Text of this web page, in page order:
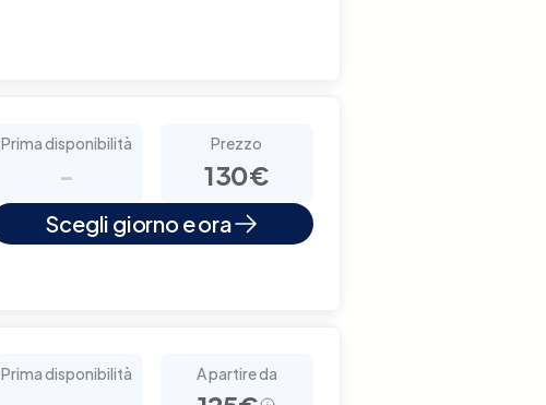
Prima disponibilità
-
Prezzo
130€
Scegli giorno e ora
Prima disponibilità A partire da